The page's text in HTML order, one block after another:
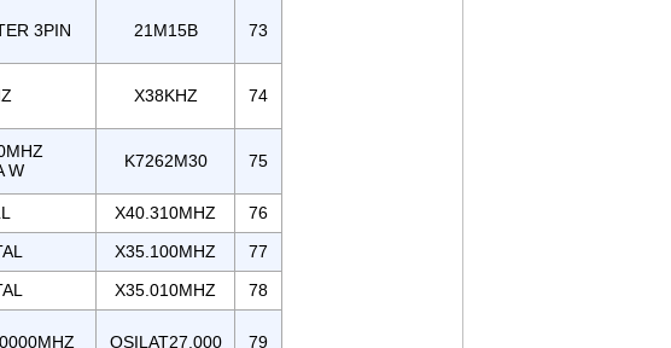
3PIN 21M15B 73
X38KHZ 74
W
K7262M30 75
X40.310MHZ
76
X35.100MHZ
77
X35.010MHZ 78
OSILAT27.000 79